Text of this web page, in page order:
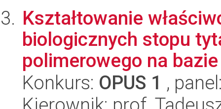
Kształtowanie
biologicznych stopu
polimerowego na
Konkurs: OPUS 1 ,